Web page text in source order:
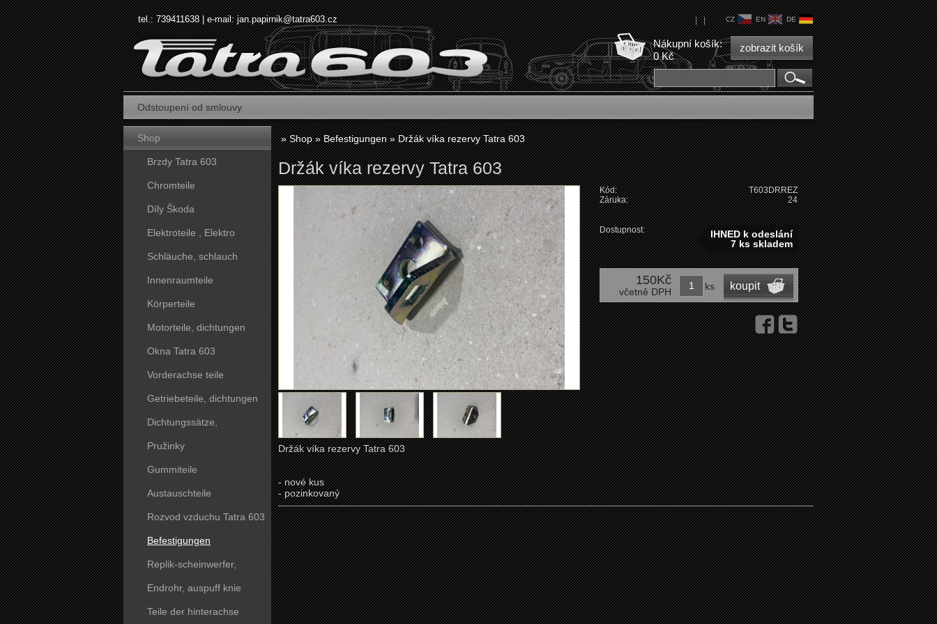
tel.: 739411638 | e-mail:jan.papirnik@tatra603.cz CZ EN DE
||
Nákupní košík:
0 Kč
zobrazit košík
Odstoupení od smlouvy
Shop
Brzdy Tatra 603
Chromteile
Díly Škoda
Elektroteile , Elektro
Schläuche, schlauch
Innenraumteile
Körperteile
Motorteile, dichtungen
Okna Tatra 603
Vorderachse teile
Getriebeteile, dichtungen
Dichtungssätze,
dichtungskörper
Pružinky
Gummiteile
Austauschteile
Rozvod vzduchu Tatra 603
Befestigungen
Replik-scheinwerfer,
kunststoffteile
Endrohr, auspuff knie
Teile der hinterachse
»Shop»Befestigungen»Držák víka rezervy Tatra 603
Držák víka rezervy Tatra 603
Kód:
T603DRREZ
Záruka:
24
Dostupnost:
IHNED k odeslání
7 ks skladem
150Kč
včetně DPH ks koupit
Držák víka rezervy Tatra 603
- nové kus
- pozinkovaný